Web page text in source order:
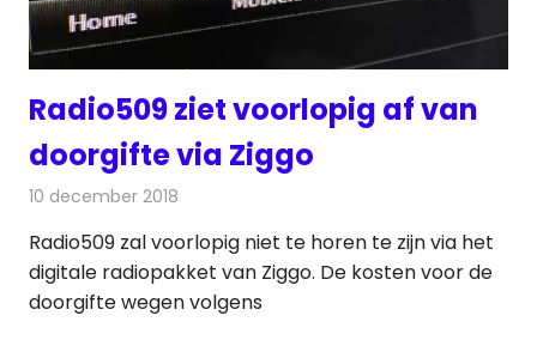
Radio509 ziet voorlopig af van
doorgifte via Ziggo
10 december 2018
Radio509 zal voorlopig niet te horen te zijn via het
digitale radiopakket van Ziggo. De kosten voor de
doorgifte wegen volgens